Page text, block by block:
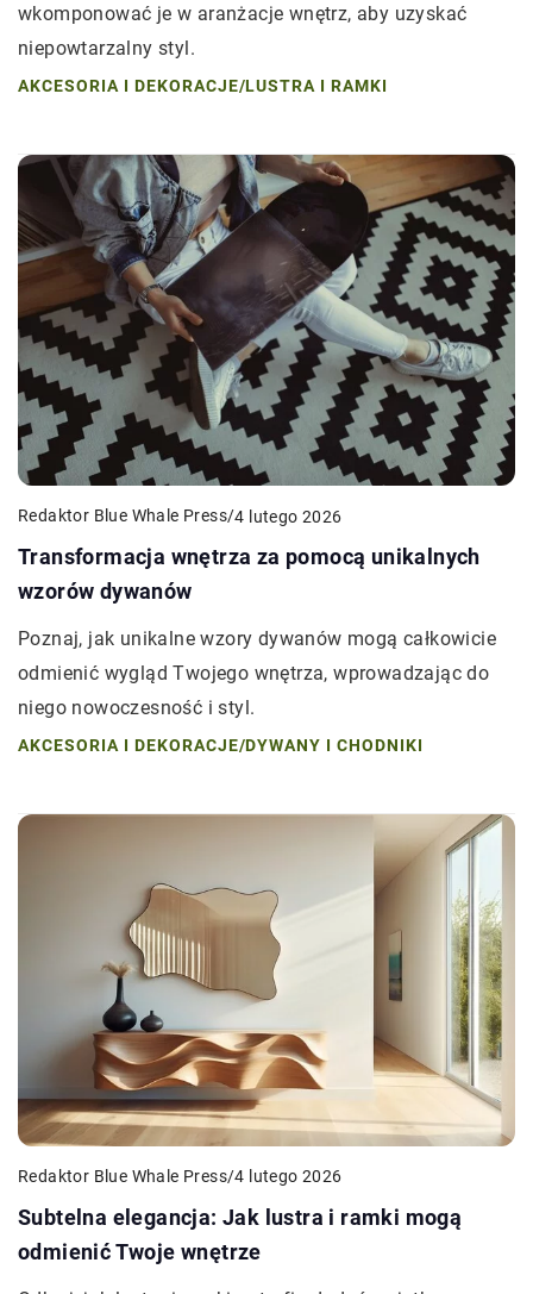
wkomponować je w aranżacje wnętrz, aby uzyskać
niepowtarzalny styl.
AKCESORIA I DEKORACJE/LUSTRA I RAMKI
Redaktor Blue Whale Press/4 lutego 2026
Transformacja wnętrza za pomocą unikalnych
wzorów dywanów
Poznaj, jak unikalne wzory dywanów mogą całkowicie
odmienić wygląd Twojego wnętrza, wprowadzając do
niego nowoczesność i styl.
AKCESORIA I DEKORACJE/DYWANY I CHODNIKI
Redaktor Blue Whale Press/4 lutego 2026
Subtelna elegancja: Jak lustra i ramki mogą
odmienić Twoje wnętrze